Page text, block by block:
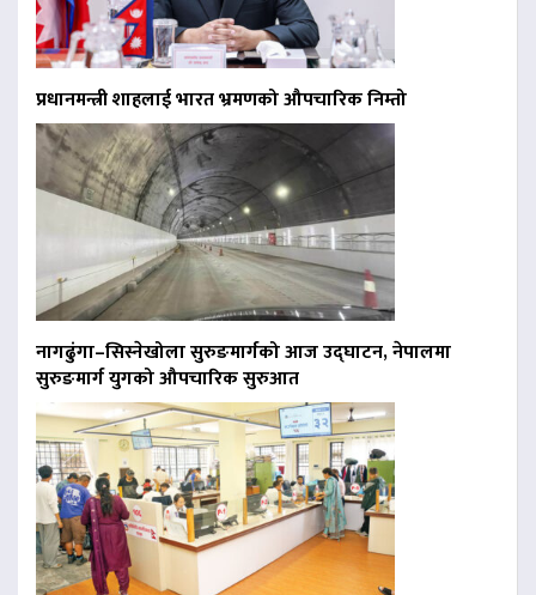
प्रधानमन्त्री शाहलाई भारत भ्रमणको औपचारिक निम्तो
नागढुंगा–सिस्नेखोला सुरुङमार्गको आज उद्घाटन, नेपालमा
सुरुङमार्ग युगको औपचारिक सुरुआत